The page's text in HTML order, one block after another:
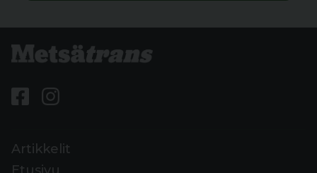
Artikkelit